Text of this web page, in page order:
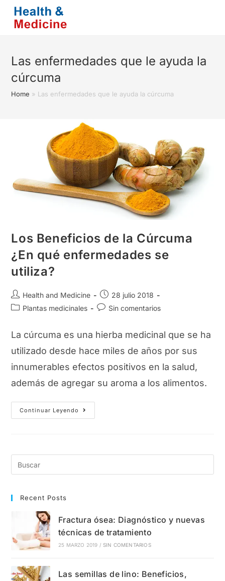
Saltar
contenido
Las enfermedades que le ayuda la
cúrcuma
Home » Las enfermedades que le ayuda la cúrcuma
Los Beneficios de la Cúrcuma
¿En qué enfermedades se
utiliza?
Autor
de
Health and Medicine
Publicación
de
28 julio 2018
Categoría
entrada:
Plantas medicinales
Comentarios
entrada:
Sin comentarios
La cúrcuma es una hierba medicinal que se ha
utilizado desde hace miles de años por sus
innumerables efectos positivos en la salud,
además de agregar su aroma a los alimentos.
Continuar Leyendo
Los
Beneficios
Utiliza?
Recent Posts
Fractura ósea: Diagnóstico y nuevas
técnicas de tratamiento
25 MARZO 2019 / SIN COMENTARIOS
Las semillas de lino: Beneficios,